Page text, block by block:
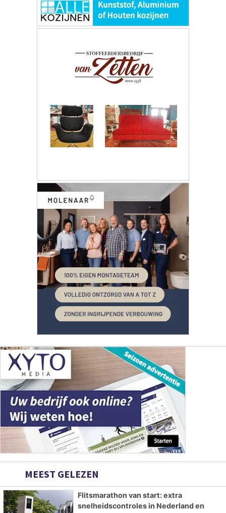
MEEST GELEZEN
Flitsmarathon van start: extra
snelheidscontroles in Nederland en